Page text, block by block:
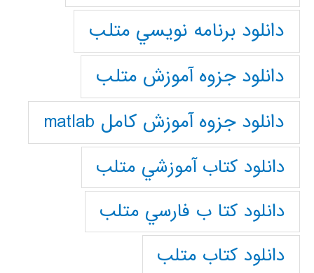
دانلود برنامه نويسي متلب
دانلود جزوه آموزش متلب
دانلود جزوه آموزش کامل matlab
دانلود كتاب آموزشي متلب
دانلود كتا ب فارسي متلب
دانلود كتاب متلب